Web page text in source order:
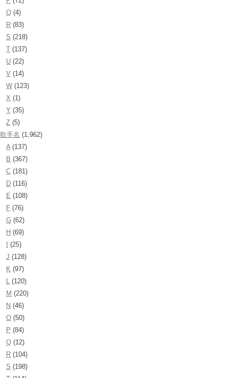
Q (4)
R (83)
S (218)
T (137)
U (22)
V (14)
W (123)
X (1)
Y (35)
Z (5)
歌手名 (1,962)
A(137)
B (367)
C (181)
D (116)
E (108)
F (76)
G (62)
H (69)
(25)
J (128)
K (97)
L (120)
M (220)
N (46)
O (50)
P (84)
Q (12)
R (104)
S (198)